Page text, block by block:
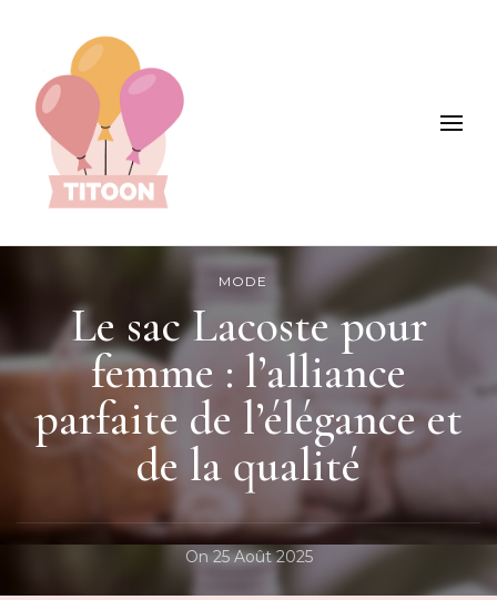
Titoon : Mode, enfants, loisirs et +
MODE
Le sac Lacoste pour
femme : l’alliance
parfaite de l’élégance et
de la qualité
On 25 Août 2025